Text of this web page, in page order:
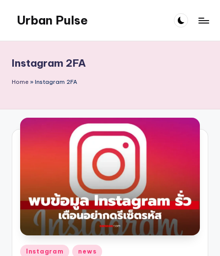
content
Urban Pulse
Instagram 2FA
Home » Instagram 2FA
Posted
Instagram news